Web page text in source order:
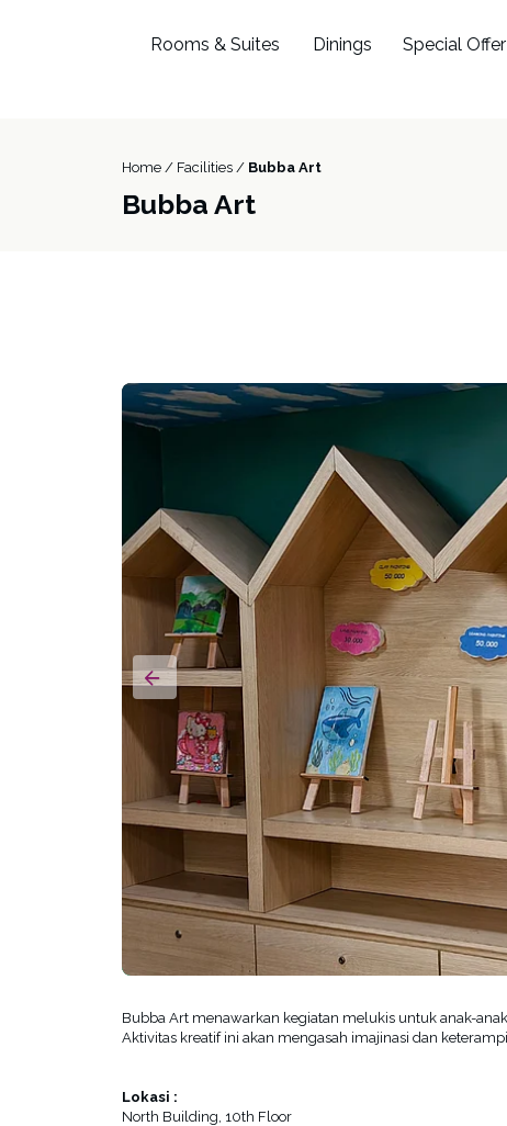
Rooms & Suites Dinings Special Offer
Home / Facilities / Bubba Art
Bubba Art
Bubba Art menawarkan kegiatan melukis untuk anak-
Aktivitas kreatif ini akan mengasah imajinasi dan
Lokasi :
North Building, 10th Floor